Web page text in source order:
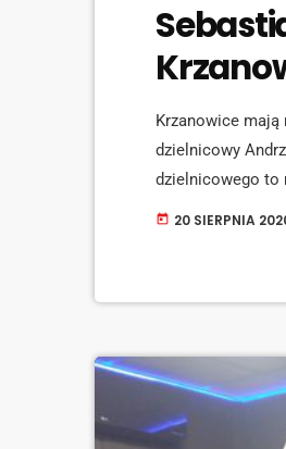
Krzanowice mają
dzielnicowy
dzielnicowego to
Przyjęć
today 20 SIERPNIA